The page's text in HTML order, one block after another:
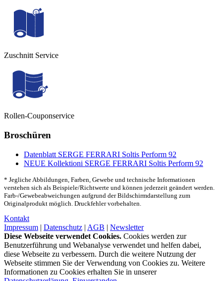
Zuschnitt Service
Rollen-Couponservice
Broschüren
Datenblatt SERGE FERRARI Soltis Perform 92
NEUE Kollektioni SERGE FERRARI Soltis Perform 92
* Jegliche Abbildungen, Farben, Gewebe und technische Informationen
verstehen sich als Beispiele/Richtwerte und können jederzeit geändert werden.
Farb-/Gewebeabweichungen aufgrund der Bildschirmdarstellung zum
Originalprodukt möglich. Druckfehler vorbehalten.
Kontakt
Impressum | Datenschutz | AGB | Newsletter
Diese Webseite verwendet Cookies. Cookies werden zur
Benutzerführung und Webanalyse verwendet und helfen dabei,
diese Webseite zu verbessern. Durch die weitere Nutzung der
Webseite stimmen Sie der Verwendung von Cookies zu. Weitere
Informationen zu Cookies erhalten Sie in unserer